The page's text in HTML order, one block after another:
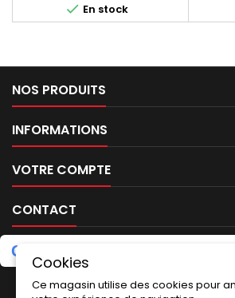
 En stock
NOS PRODUITS
INFORMATIONS
VOTRE COMPTE
CONTACT
Cookies
Ce magasin utilise des cookies pour
G
LETTRE